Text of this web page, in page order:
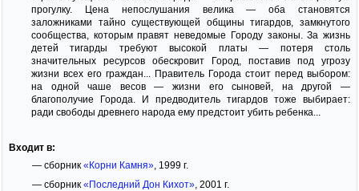
прогулку. Цена непослушания велика — оба становятся
заложниками тайно существующей общины тигардов, замкнутого
сообщества, которым правят неведомые Городу законы. За жизнь
детей тигарды требуют высокой платы — потеря столь
значительных ресурсов обескровит Город, поставив под угрозу
жизни всех его граждан... Правитель Города стоит перед выбором:
на одной чаше весов — жизни его сыновей, на другой —
благополучие Города. И предводитель тигардов тоже выбирает:
ради свободы древнего народа ему предстоит убить ребенка...
Входит в:
— сборник «Корни Камня», 1999 г.
— сборник «Последний Дон Кихот», 2001 г.